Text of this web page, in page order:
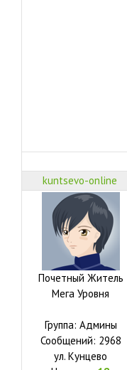
kuntsevo-online
Почетный Житель
Мега Уровня
Группа: Админы
Сообщений: 2968
ул. Кунцево